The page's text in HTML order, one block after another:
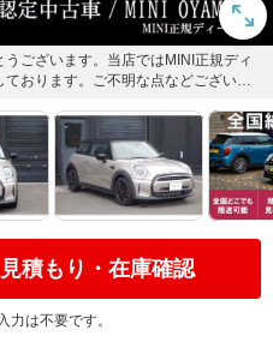
ございます。当店ではMINI正規ディ
おります。ご不明な点などございま
見積もり・在庫確認
は不要です。